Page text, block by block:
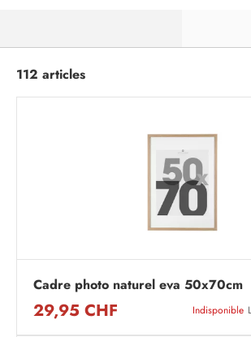
Cadre photo naturel eva 50x70cm
29,95 CHF Indisponible
112 articles